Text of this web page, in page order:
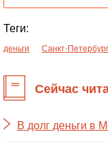
Теги:
деньги Санкт-Петербург
Сейчас
В долг деньги в